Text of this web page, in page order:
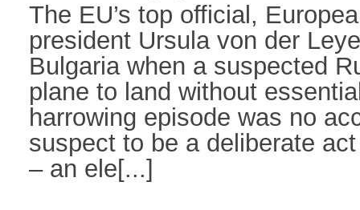
The EU’s top official,
president Ursula von der
Bulgaria when a suspected
plane to land without
harrowing episode was no
suspect to be a deliberate
– an ele[...]